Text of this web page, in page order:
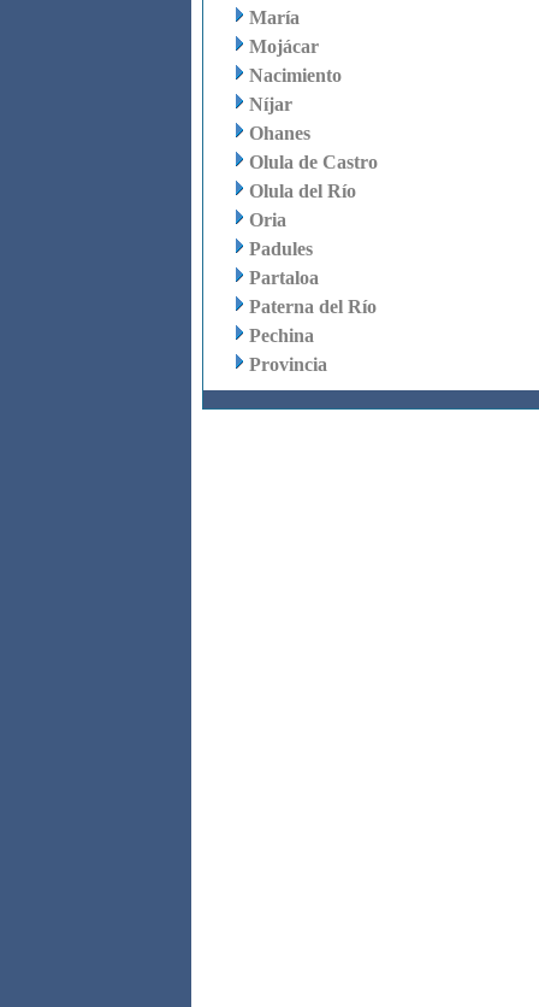
María
Mojácar
Nacimiento
Níjar
Ohanes
Olula de Castro
Olula del Río
Oria
Padules
Partaloa
Paterna del Río
Pechina
Provincia